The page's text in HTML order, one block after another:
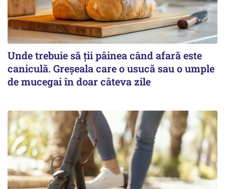
Unde trebuie să ții pâinea când afară este
caniculă. Greșeala care o usucă sau o umple
de mucegai în doar câteva zile